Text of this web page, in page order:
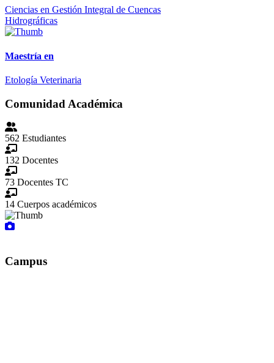
Ciencias en Gestión Integral de Cuencas
Hidrográficas
Maestría en
Etología Veterinaria
Comunidad Académica
562 Estudiantes
132 Docentes
73 Docentes TC
14 Cuerpos académicos
Campus